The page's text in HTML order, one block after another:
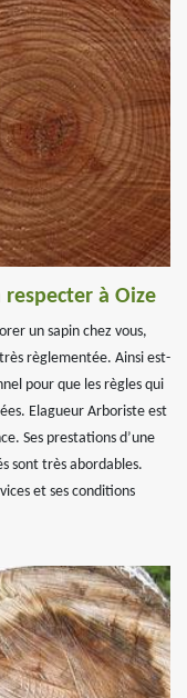
à Oize
un sapin chez vous,
règlementée. Ainsi est-
pour que les règles qui
Elagueur Arboriste est
Ses prestations d’une
sont très abordables.
et ses conditions